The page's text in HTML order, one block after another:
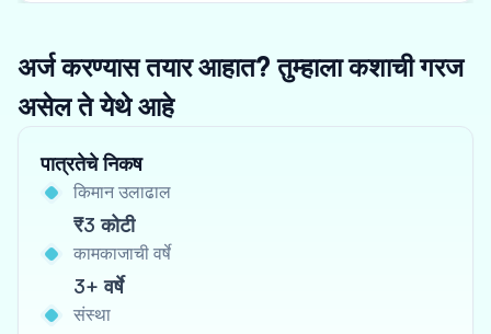
अर्ज करण्यास तयार आहात? तुम्हाला कशाची गरज
असेल ते येथे आहे
पात्रतेचे निकष
किमान उलाढाल
₹3 कोटी
कामकाजाची वर्षे
3+ वर्षे
संस्था